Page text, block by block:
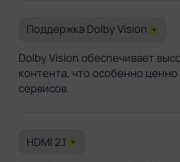
Поддержка Dolby Vision +
Dolby Vision обеспечивает
контента, что особенно
сервисов.
HDMI 2.1 +